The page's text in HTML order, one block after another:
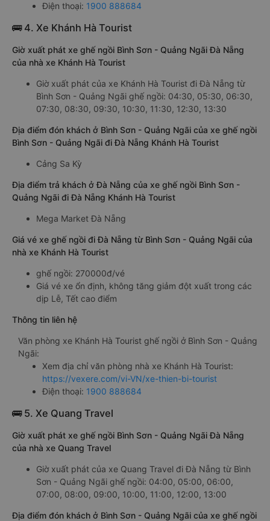
Điện thoại: 1900 888684
🚌 4. Xe Khánh Hà Tourist
Giờ xuất phát xe ghế ngồi Bình Sơn - Quảng Ngãi Đà Nẵng
của nhà xe Khánh Hà Tourist
Giờ xuất phát của xe Khánh Hà Tourist đi Đà Nẵng từ
Bình Sơn - Quảng Ngãi ghế ngồi: 04:30, 05:30, 06:30,
07:30, 08:30, 09:30, 10:30, 11:30, 12:30, 13:30
Địa điểm đón khách ở Bình Sơn - Quảng Ngãi của xe ghế ngồi
Bình Sơn - Quảng Ngãi đi Đà Nẵng Khánh Hà Tourist
Cảng Sa Kỳ
Địa điểm trả khách ở Đà Nẵng của xe ghế ngồi Bình Sơn -
Quảng Ngãi đi Đà Nẵng Khánh Hà Tourist
Mega Market Đà Nẵng
Giá vé xe ghế ngồi đi Đà Nẵng từ Bình Sơn - Quảng Ngãi của
nhà xe Khánh Hà Tourist
ghế ngồi: 270000đ/vé
Giá vé xe ổn định, không tăng giảm đột xuất trong các
dịp Lễ, Tết cao điểm
Thông tin liên hệ
Văn phòng xe Khánh Hà Tourist ghế ngồi ở Bình Sơn - Quảng
Ngãi:
Xem địa chỉ văn phòng nhà xe Khánh Hà Tourist:
https://vexere.com/vi-VN/xe-thien-bi-tourist
Điện thoại: 1900 888684
🚌 5. Xe Quang Travel
Giờ xuất phát xe ghế ngồi Bình Sơn - Quảng Ngãi Đà Nẵng
của nhà xe Quang Travel
Giờ xuất phát của xe Quang Travel đi Đà Nẵng từ Bình
Sơn - Quảng Ngãi ghế ngồi: 04:00, 05:00, 06:00,
07:00, 08:00, 09:00, 10:00, 11:00, 12:00, 13:00
Địa điểm đón khách ở Bình Sơn - Quảng Ngãi của xe ghế ngồi